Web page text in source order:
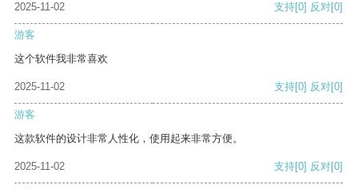
2025-11-02 支持[0] 反对[0]
游客
这个软件我非常喜欢
2025-11-02 支持[0] 反对[0]
游客
这款软件的设计非常人性化，使用起来非常方便。
2025-11-02 支持[0] 反对[0]